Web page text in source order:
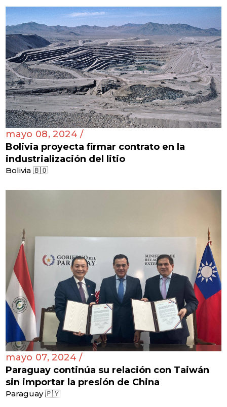
mayo 08, 2024 /
Bolivia proyecta firmar contrato en la
industrialización del litio
Bolivia 🇧🇴
mayo 07, 2024 /
Paraguay continúa su relación con Taiwán
sin importar la presión de China
Paraguay 🇵🇾